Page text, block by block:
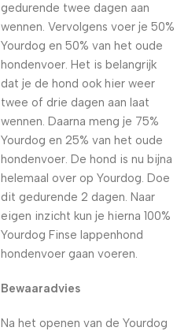
gedurende twee dagen aan
wennen. Vervolgens voer je 50%
Yourdog en 50% van het oude
hondenvoer. Het is belangrijk
dat je de hond ook hier weer
twee of drie dagen aan laat
wennen. Daarna meng je 75%
Yourdog en 25% van het oude
hondenvoer. De hond is nu bijna
helemaal over op Yourdog. Doe
dit gedurende 2 dagen. Naar
eigen inzicht kun je hierna 100%
Yourdog Finse lappenhond
hondenvoer gaan voeren.
Bewaaradvies
Na het openen van de Yourdog